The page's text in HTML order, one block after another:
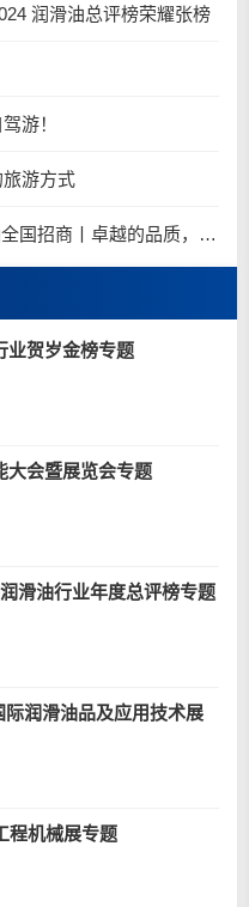
润滑油总评榜荣耀张榜
游！
游方式
10、玉柴马石油-龙护工程机械油全国招商丨卓越的品质，专业的品牌！
业贺岁金榜专题
大会暨展览会专题
滑油行业年度总评榜专题
润滑油品及应用技术展
程机械展专题